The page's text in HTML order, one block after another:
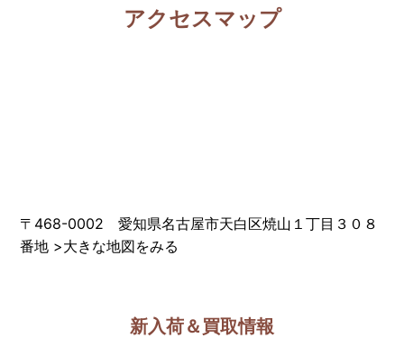
アクセスマップ
〒468-0002 愛知県名古屋市天白区焼山１丁目３０８
番地 >大きな地図をみる
新入荷＆買取情報